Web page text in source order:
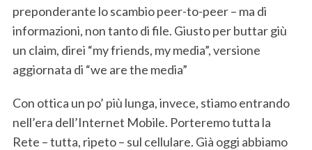
preponderante lo scambio peer-to-peer – ma di
informazioni, non tanto di file. Giusto per buttar giù
un claim, direi “my friends, my media”, versione
aggiornata di “we are the media”
Con ottica un po’ più lunga, invece, stiamo entrando
nell’era dell’Internet Mobile. Porteremo tutta la
Rete – tutta, ripeto – sul cellulare. Già oggi abbiamo